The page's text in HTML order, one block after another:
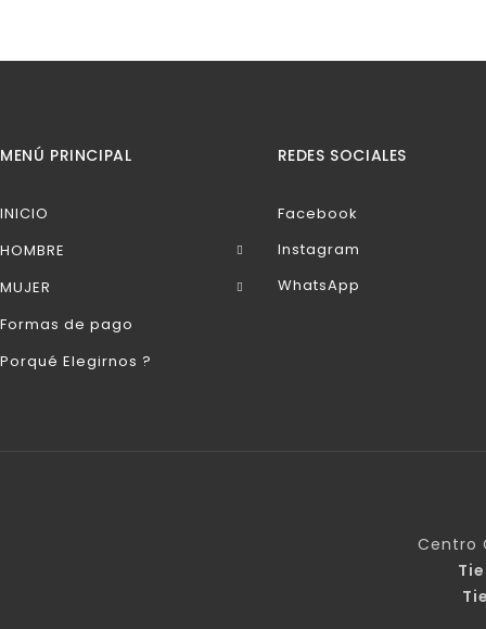
MENÚ PRINCIPAL
INICIO
HOMBRE
MUJER
Formas de pago
Porqué Elegirnos ?
REDES SOCIALES
Facebook
Instagram
WhatsApp
Centro